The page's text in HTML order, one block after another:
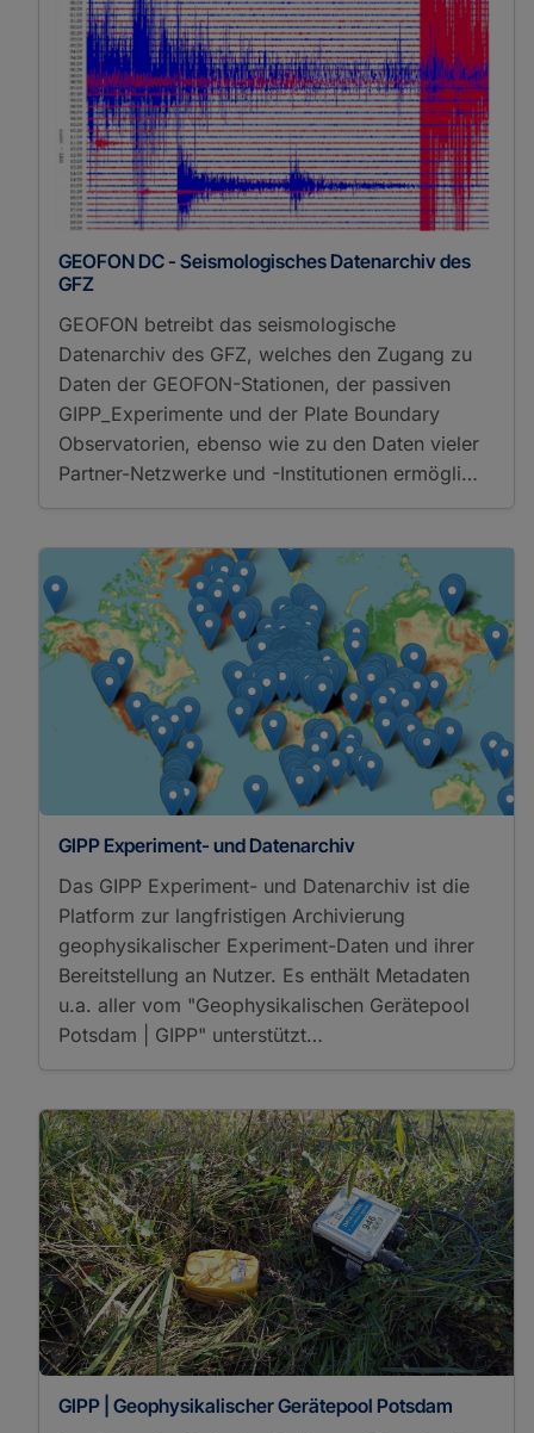
GEOFON DC - Seismologisches Datenarchiv des
GFZ
GEOFON betreibt das seismologische
Datenarchiv des GFZ, welches den Zugang zu
Daten der GEOFON-Stationen, der passiven
GIPP_Experimente und der Plate Boundary
Observatorien, ebenso wie zu den Daten vieler
Partner-Netzwerke und -Institutionen ermögli…
GIPP Experiment- und Datenarchiv
Das GIPP Experiment- und Datenarchiv ist die
Platform zur langfristigen Archivierung
geophysikalischer Experiment-Daten und ihrer
Bereitstellung an Nutzer. Es enthält Metadaten
u.a. aller vom "Geophysikalischen Gerätepool
Potsdam | GIPP" unterstützt…
GIPP | Geophysikalischer Gerätepool Potsdam